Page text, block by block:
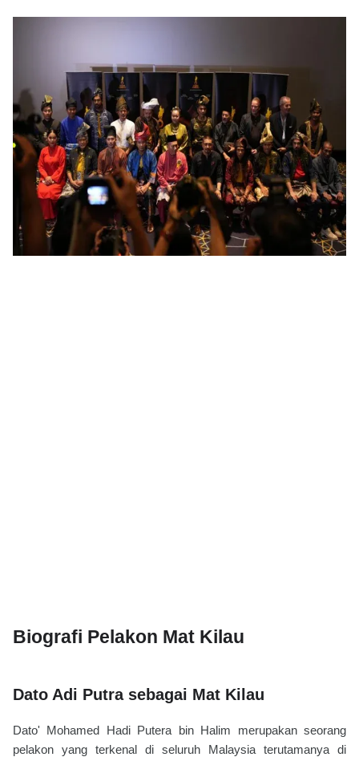
Biografi Pelakon Mat Kilau
Dato Adi Putra sebagai Mat Kilau
Dato' Mohamed Hadi Putera bin Halim merupakan seorang
pelakon yang terkenal di seluruh Malaysia terutamanya di